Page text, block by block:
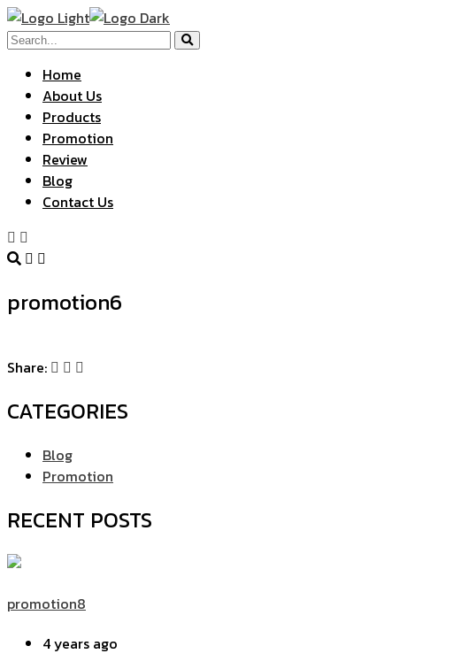
Home
About Us
Products
Promotion
Review
Blog
Contact Us
promotion6
Share:
CATEGORIES
Blog
Promotion
RECENT POSTS
promotion8
4 years ago